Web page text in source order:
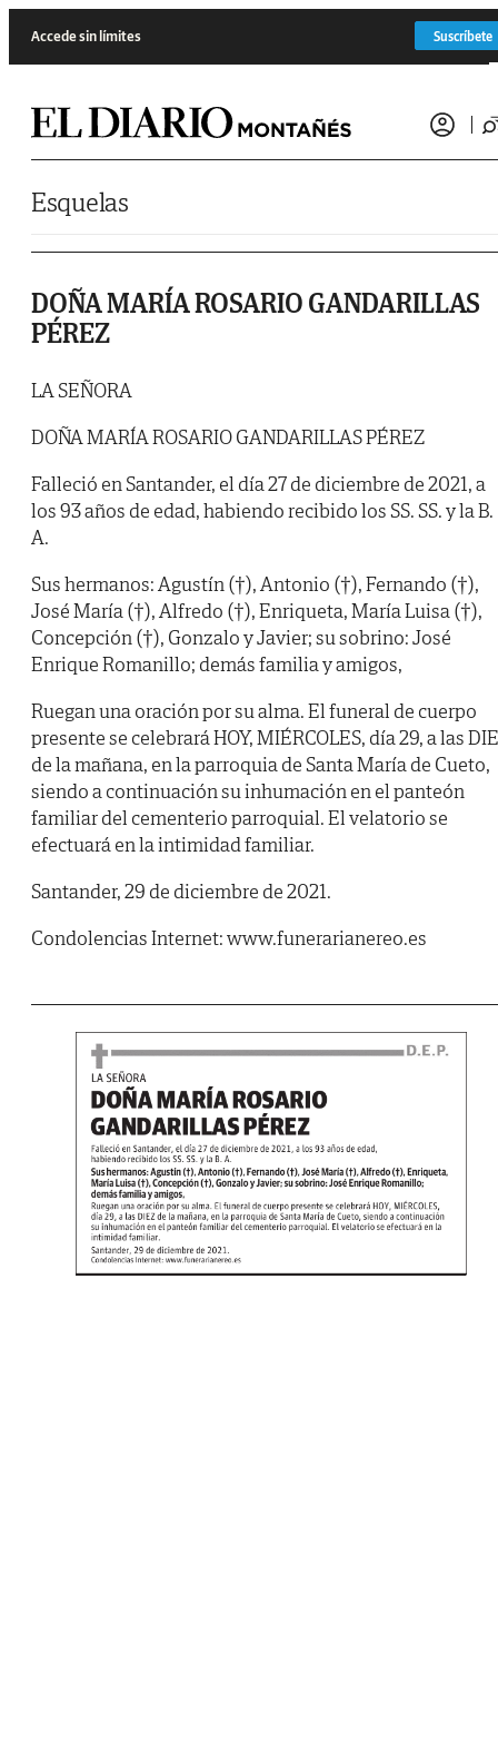
Accede sin límites Suscríbete
Esquelas
DOÑA MARÍA ROSARIO GANDARILLAS
PÉREZ
LA SEÑORA
DOÑA MARÍA ROSARIO GANDARILLAS PÉREZ
Falleció en Santander, el día 27 de diciembre de 2021, a
los 93 años de edad, habiendo recibido los SS. SS. y la B.
A.
Sus hermanos: Agustín (†), Antonio (†), Fernando (†),
José María (†), Alfredo (†), Enriqueta, María Luisa (†),
Concepción (†), Gonzalo y Javier; su sobrino: José
Enrique Romanillo; demás familia y amigos,
Ruegan una oración por su alma. El funeral de cuerpo
presente se celebrará HOY, MIÉRCOLES, día 29, a las
de la mañana, en la parroquia de Santa María de Cueto,
siendo a continuación su inhumación en el panteón
familiar del cementerio parroquial. El velatorio se
efectuará en la intimidad familiar.
Santander, 29 de diciembre de 2021.
Condolencias Internet: www.funerarianereo.es